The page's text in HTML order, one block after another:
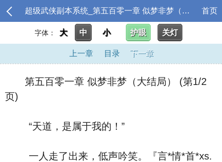
超级武侠副本系统_第五百零一章 似梦非梦（大结局） 首页
字体： 大 中 小 护眼 关灯
上一章 目录 下一章
第五百零一章 似梦非梦（大结局） (第1/2
页)
“天道，是属于我的！”
一人走了出来，低声吟笑。『言*情*首*xs.